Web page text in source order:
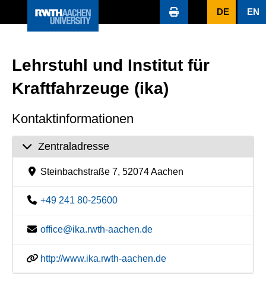
DE EN
Lehrstuhl und Institut für
Kraftfahrzeuge (ika)
Kontaktinformationen
Zentraladresse
Steinbachstraße 7, 52074 Aachen
+49 241 80-25600
office@ika.rwth-aachen.de
http://www.ika.rwth-aachen.de